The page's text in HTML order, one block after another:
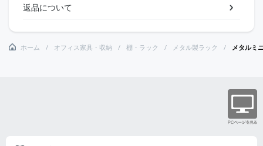
返品について
ホーム オフィス家具・収納 棚・ラック メタル製ラック メタルミ